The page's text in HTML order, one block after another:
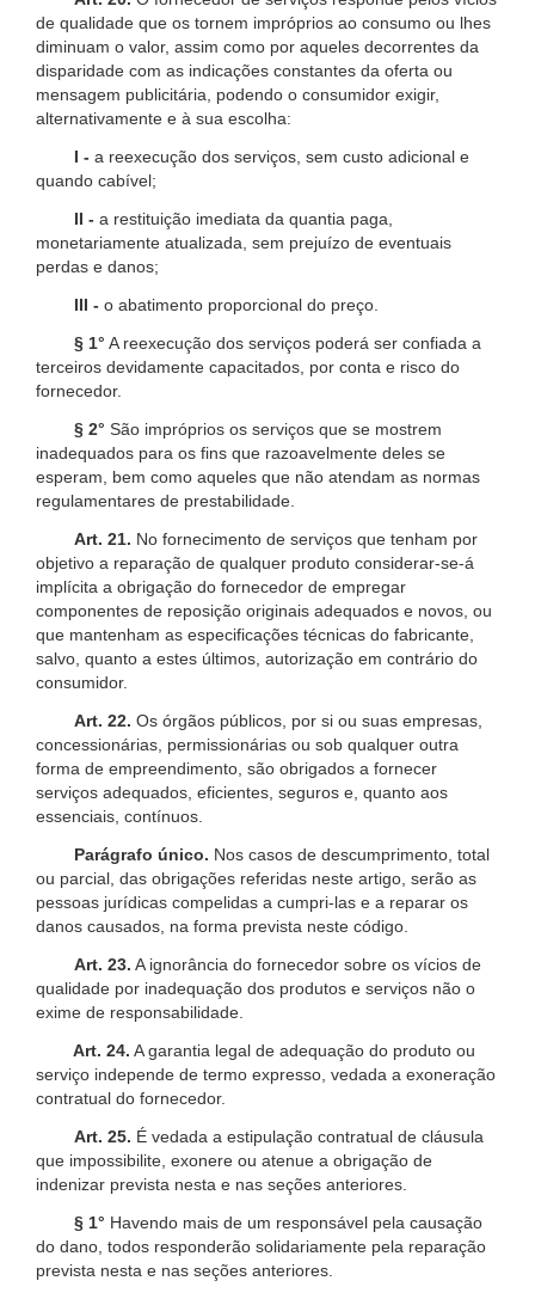
de qualidade que os tornem impróprios ao consumo ou lhes
diminuam o valor, assim como por aqueles decorrentes da
disparidade com as indicações constantes da oferta ou
mensagem publicitária, podendo o consumidor exigir,
alternativamente e à sua escolha:
I - a reexecução dos serviços, sem custo adicional e
quando cabível;
II - a restituição imediata da quantia paga,
monetariamente atualizada, sem prejuízo de eventuais
perdas e danos;
III - o abatimento proporcional do preço.
§ 1° A reexecução dos serviços poderá ser confiada a
terceiros devidamente capacitados, por conta e risco do
fornecedor.
§ 2° São impróprios os serviços que se mostrem
inadequados para os fins que razoavelmente deles se
esperam, bem como aqueles que não atendam as normas
regulamentares de prestabilidade.
Art. 21. No fornecimento de serviços que tenham por
objetivo a reparação de qualquer produto considerar-se-á
implícita a obrigação do fornecedor de empregar
componentes de reposição originais adequados e novos, ou
que mantenham as especificações técnicas do fabricante,
salvo, quanto a estes últimos, autorização em contrário do
consumidor.
Art. 22. Os órgãos públicos, por si ou suas empresas,
concessionárias, permissionárias ou sob qualquer outra
forma de empreendimento, são obrigados a fornecer
serviços adequados, eficientes, seguros e, quanto aos
essenciais, contínuos.
Parágrafo único. Nos casos de descumprimento, total
ou parcial, das obrigações referidas neste artigo, serão as
pessoas jurídicas compelidas a cumpri-las e a reparar os
danos causados, na forma prevista neste código.
Art. 23. A ignorância do fornecedor sobre os vícios de
qualidade por inadequação dos produtos e serviços não o
exime de responsabilidade.
Art. 24. A garantia legal de adequação do produto ou
serviço independe de termo expresso, vedada a exoneração
contratual do fornecedor.
Art. 25. É vedada a estipulação contratual de cláusula
que impossibilite, exonere ou atenue a obrigação de
indenizar prevista nesta e nas seções anteriores.
§ 1° Havendo mais de um responsável pela causação
do dano, todos responderão solidariamente pela reparação
prevista nesta e nas seções anteriores.